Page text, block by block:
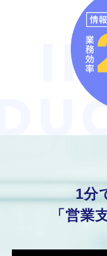
1分
「営業